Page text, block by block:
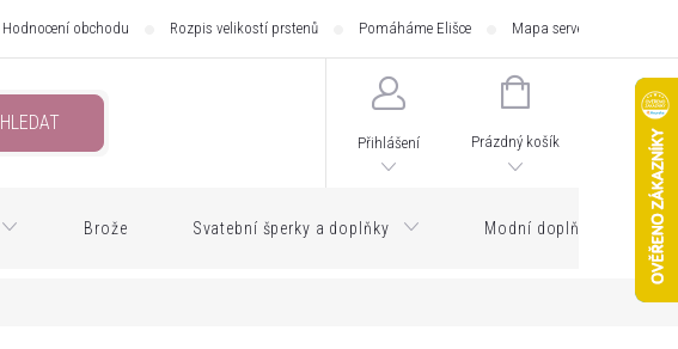
Hodnocení obchodu Rozpis velikostí prstenů Pomáháme Elišce Mapa serveru
HLEDAT
Přihlášení
NÁKUPNÍ
Prázdný košík
Brože Svatební šperky a doplňky Modní doplňky